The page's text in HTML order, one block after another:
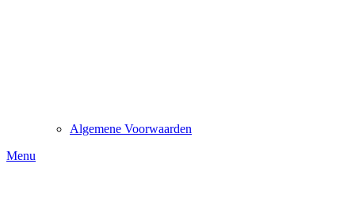
Algemene Voorwaarden
Menu